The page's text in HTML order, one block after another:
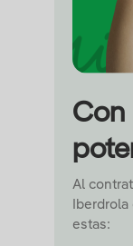
Con
Al
estas: